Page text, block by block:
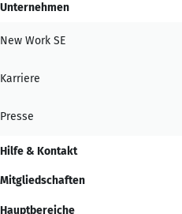
Unternehmen
New Work SE
Karriere
Presse
Hilfe & Kontakt
Mitgliedschaften
Hauptbereiche